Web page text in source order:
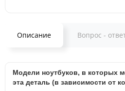
Описание Вопрос -
Модели ноутбуков, в которых
эта деталь (в зависимости от